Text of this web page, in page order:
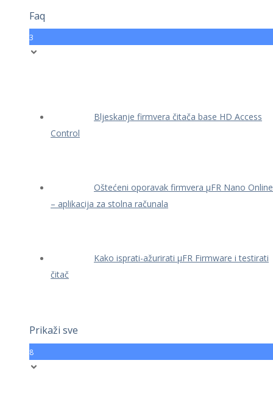
Faq
3
Bljeskanje firmvera čitača base HD Access
Control
Oštećeni oporavak firmvera μFR Nano Online
– aplikacija za stolna računala
Kako isprati-ažurirati μFR Firmware i testirati
čitač
Prikaži sve
8